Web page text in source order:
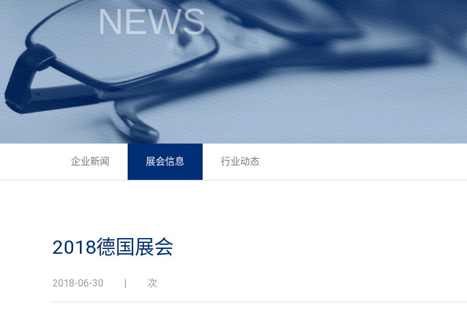
NEWS
企业新闻 展会信息 行业动态
2018德国展会
2018-06-30 | 次